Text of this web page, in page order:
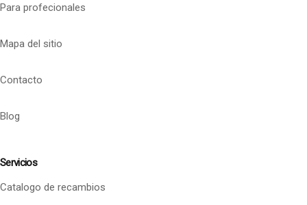
Para profecionales
Mapa del sitio
Contacto
Blog
Servicios
Catalogo de recambios